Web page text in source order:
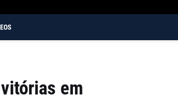
em